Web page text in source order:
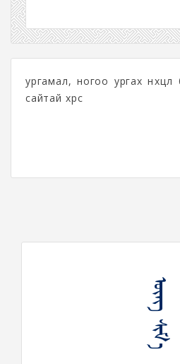
ургамал, ногоо ургах
сайтай хөрс
ᠥᠩ ᠰᠢᠮ᠎ᠡ